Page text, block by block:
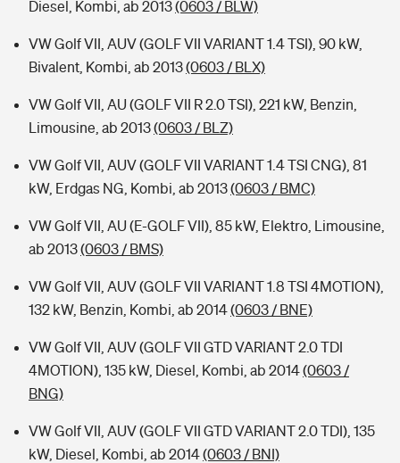
Diesel, Kombi, ab 2013(0603 / BLW)
VW Golf VII, AUV (GOLF VII VARIANT 1.4 TSI), 90 kW,
Bivalent, Kombi, ab 2013(0603 / BLX)
VW Golf VII, AU (GOLF VII R 2.0 TSI), 221 kW, Benzin,
Limousine, ab 2013(0603 / BLZ)
VW Golf VII, AUV (GOLF VII VARIANT 1.4 TSI CNG), 81
kW, Erdgas NG, Kombi, ab 2013(0603 / BMC)
VW Golf VII, AU (E-GOLF VII), 85 kW, Elektro, Limousine,
ab 2013(0603 / BMS)
VW Golf VII, AUV (GOLF VII VARIANT 1.8 TSI 4MOTION),
132 kW, Benzin, Kombi, ab 2014(0603 / BNE)
VW Golf VII, AUV (GOLF VII GTD VARIANT 2.0 TDI
4MOTION), 135 kW, Diesel, Kombi, ab 2014(0603 /
BNG)
VW Golf VII, AUV (GOLF VII GTD VARIANT 2.0 TDI), 135
kW, Diesel, Kombi, ab 2014(0603 / BNI)